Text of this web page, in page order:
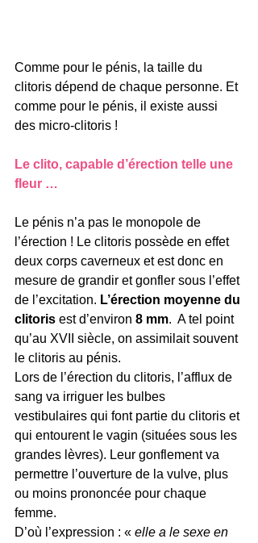
Comme pour le pénis, la taille du
clitoris dépend de chaque personne. Et
comme pour le pénis, il existe aussi
des micro-clitoris !
Le clito, capable d’érection telle une
fleur …
Le pénis n’a pas le monopole de
l’érection ! Le clitoris possède en effet
deux corps caverneux et est donc en
mesure de grandir et gonfler sous l’effet
de l’excitation. L’érection moyenne du
clitoris est d’environ 8 mm.  A tel point
qu’au XVII siècle, on assimilait souvent
le clitoris au pénis.
Lors de l’érection du clitoris, l’afflux de
sang va irriguer les bulbes
vestibulaires qui font partie du clitoris et
qui entourent le vagin (situées sous les
grandes lèvres). Leur gonflement va
permettre l’ouverture de la vulve, plus
ou moins prononcée pour chaque
femme.
D’où l’expression : « elle a le sexe en